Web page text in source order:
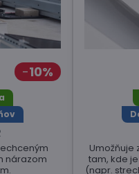
10%
nárazom
Umožňuje
tam, kde
(napr.